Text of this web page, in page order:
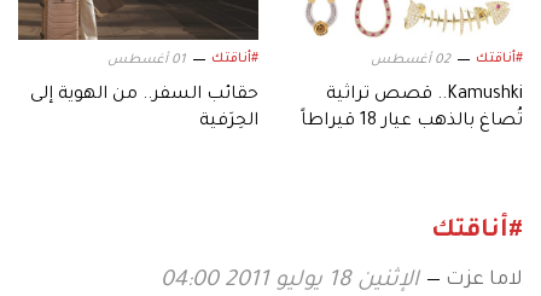
#أناقتك 02 أغسطس
Kamushki.. قصص تراثية
تُصاغ بالذهب عيار 18 قيراطاً
#أناقتك 01 أغسطس
حقائب السفر.. من الهوية إلى
الحِرَفية
#أناقتك
لاما عزت الإثنين 18 يوليو 2011 04:00